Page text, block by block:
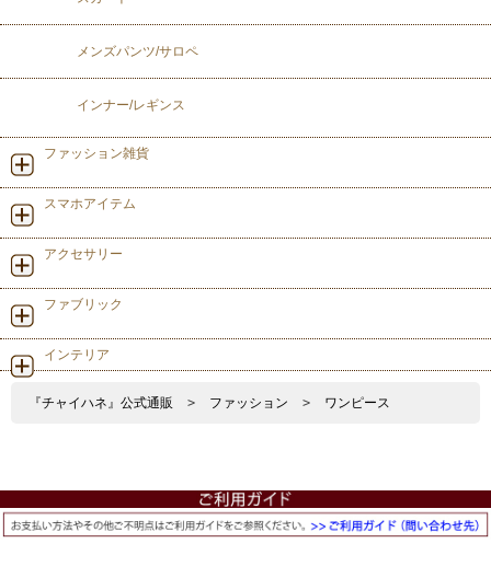
メンズパンツ/サロペ
インナー/レギンス
ファッション雑貨
スマホアイテム
アクセサリー
ファブリック
インテリア
『チャイハネ』公式通販 > ファッション > ワンピース